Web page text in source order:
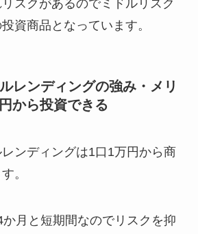
スクがあるのでミドルリスク
資商品となっています。
レンディングの強み・メリ
から投資できる
ンディングは1口1万円から商
。
月と短期間なのでリスクを抑